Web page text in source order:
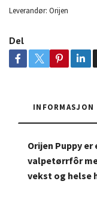
Leverandør: Orijen
Del
INFORMASJON
Orijen Puppy
valpetørrfôr
vekst og helse